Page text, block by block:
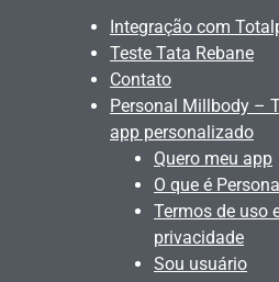
Integração com
Teste Tata Rebane
Contato
Personal Millbody –
app personalizado
Quero meu app
O que é
Termos de uso
privacidade
Sou usuário